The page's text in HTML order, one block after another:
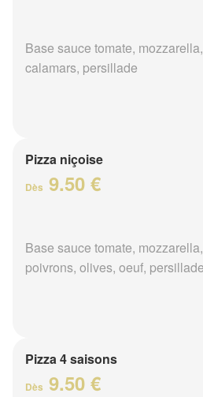
Base sauce tomate,
calamars, persillade
Pizza niçoise
Dès 9.50 €
Base sauce tomate,
poivrons, olives, oeuf, persillade
Pizza 4 saisons
Dès 9.50 €